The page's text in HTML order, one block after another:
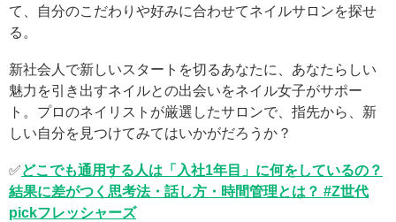
て、自分のこだわりや好みに合わせてネイルサロンを探せ
る。
新社会人で新しいスタートを切るあなたに、あなたらしい
魅力を引き出すネイルとの出会いをネイル女子がサポー
ト。プロのネイリストが厳選したサロンで、指先から、新
しい自分を見つけてみてはいかがだろうか？
✅どこでも通用する人は「入社1年目」に何をしているの？
結果に差がつく思考法・話し方・時間管理とは？ #Z世代
pickフレッシャーズ